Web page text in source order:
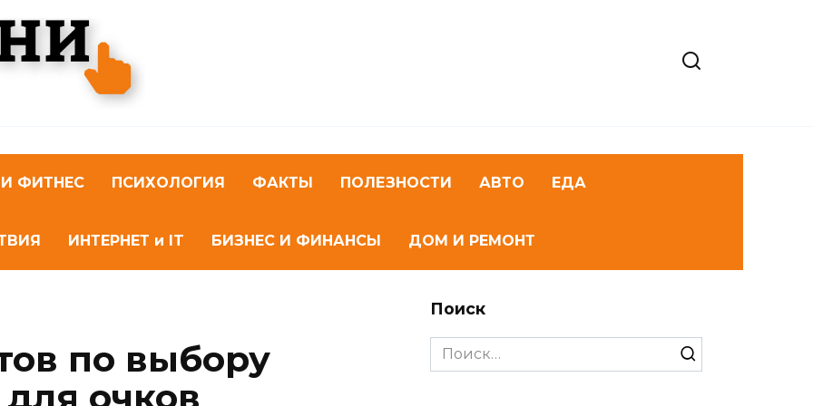
ФИТНЕС ПСИХОЛОГИЯ ФАКТЫ ПОЛЕЗНОСТИ АВТО ЕДА
ИНТЕРНЕТ и IT БИЗНЕС И ФИНАНСЫ ДОМ И РЕМОНТ
по выбору
очков
Поиск
Search
for: